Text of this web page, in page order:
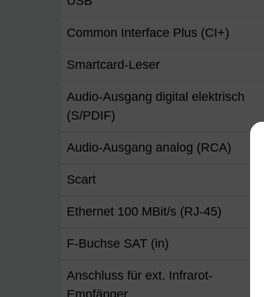
Common Interface Plus (CI+)
Smartcard-Leser
Audio-Ausgang digital elektrisch
(S/PDIF)
Audio-Ausgang analog (RCA)
Scart
Ethernet 100 MBit/s (RJ-45)
F-Buchse SAT (in)
Anschluss für ext. Infrarot-